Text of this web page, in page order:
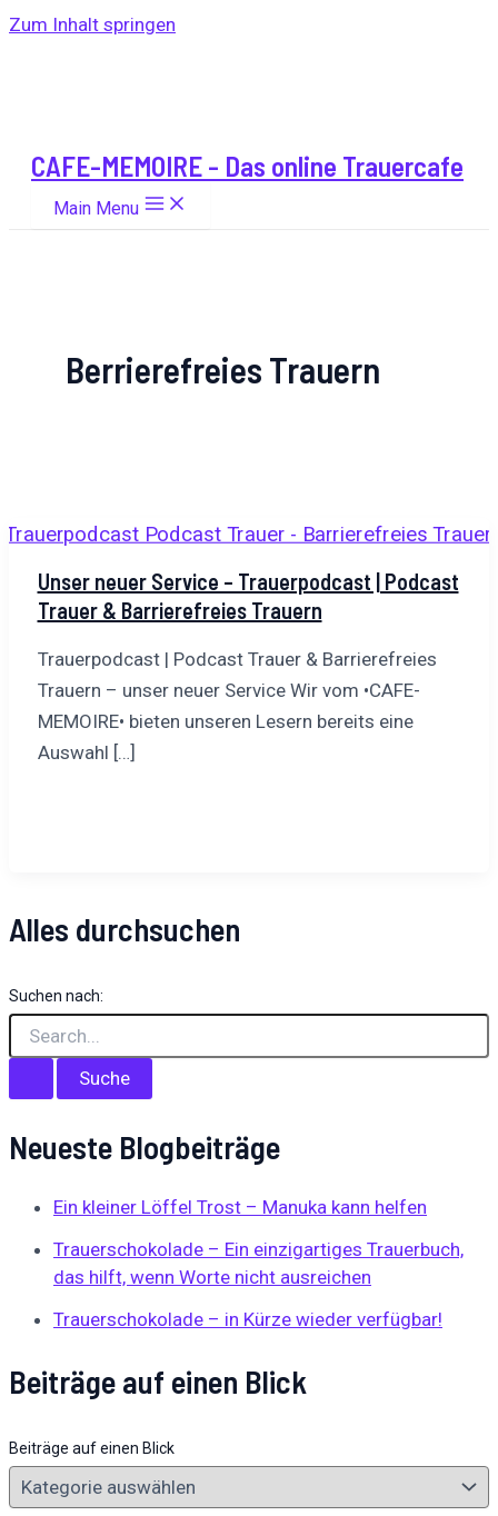
Zum Inhalt springen
CAFE-MEMOIRE - Das online Trauercafe
Main Menu
Berrierefreies Trauern
Unser neuer Service – Trauerpodcast | Podcast
Trauer & Barrierefreies Trauern
Trauerpodcast | Podcast Trauer & Barrierefreies
Trauern – unser neuer Service Wir vom •CAFE-
MEMOIRE• bieten unseren Lesern bereits eine
Auswahl […]
Alles durchsuchen
Suchen nach:
Neueste Blogbeiträge
Ein kleiner Löffel Trost – Manuka kann helfen
Trauerschokolade – Ein einzigartiges Trauerbuch,
das hilft, wenn Worte nicht ausreichen
Trauerschokolade – in Kürze wieder verfügbar!
Beiträge auf einen Blick
Beiträge auf einen Blick